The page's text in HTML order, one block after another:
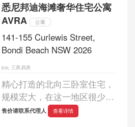
及 Portman Street Terraces。
Frederick 楼高 23 层，提供酒
店奢华的...
悉尼邦迪海滩奢华住宅公寓
AVRA
公寓
141-155 Curlewis Street,
Bondi Beach NSW 2026
三房,四房
精心打造的北向三卧室住宅，
规模宏大，在这一地区很少
见。3 卧室和 4 卧室顶层公寓
售价请联系代理人 查看详情